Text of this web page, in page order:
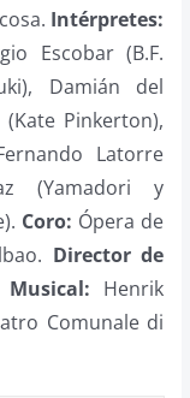
Intérpretes:
Escobar (B.F.
Damián del
Pinkerton),
Latorre
(Yamadori y
Coro: Ópera de
Director de
Henrik
Comunale di